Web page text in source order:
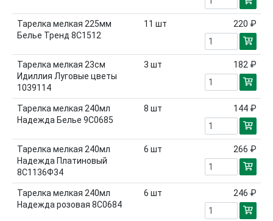
Тарелка мелкая 225мм
Белье Тренд 8С1512
11 шт 220 ₽
Тарелка мелкая 23см
Идиллия Луговые цветы
1039114
3 шт 182 ₽
Тарелка мелкая 240мл
Надежда Белье 9С0685
8 шт 144 ₽
Тарелка мелкая 240мл
Надежда Платиновый
8С1136Ф34
6 шт 266 ₽
Тарелка мелкая 240мл
Надежда розовая 8С0684
6 шт 246 ₽